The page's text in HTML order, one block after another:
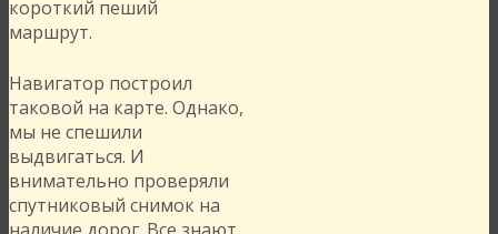
короткий пеший
маршрут.
Навигатор построил
таковой на карте. Однако,
мы не спешили
выдвигаться. И
внимательно проверяли
спутниковый снимок на